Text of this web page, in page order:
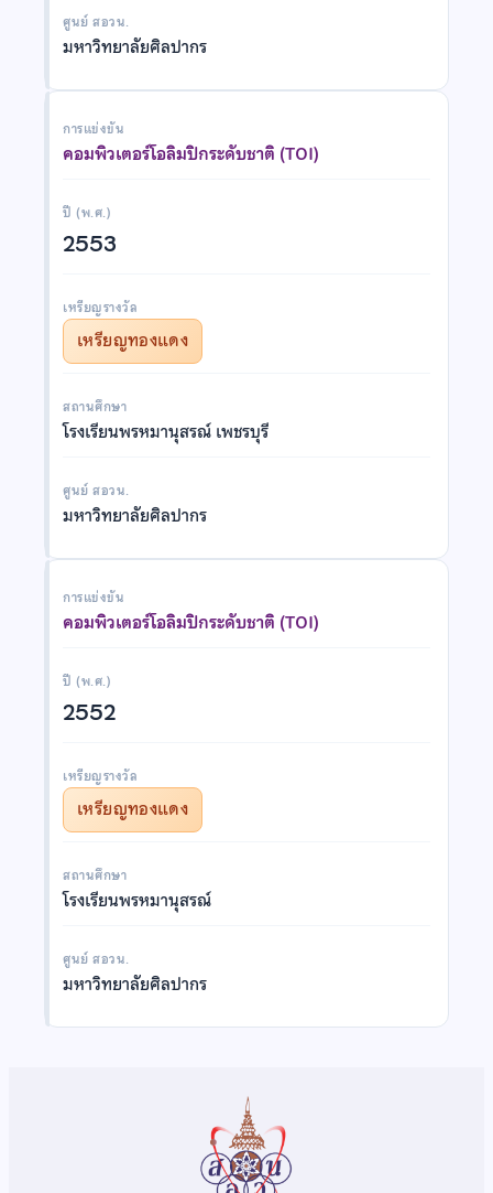
ศูนย์ สอวน.
มหาวิทยาลัยศิลปากร
การแข่งขัน
คอมพิวเตอร์โอลิมปิกระดับชาติ (TOI)
ปี (พ.ศ.)
2553
เหรียญรางวัล
เหรียญทองแดง
สถานศึกษา
โรงเรียนพรหมานุสรณ์ เพชรบุรี
ศูนย์ สอวน.
มหาวิทยาลัยศิลปากร
การแข่งขัน
คอมพิวเตอร์โอลิมปิกระดับชาติ (TOI)
ปี (พ.ศ.)
2552
เหรียญรางวัล
เหรียญทองแดง
สถานศึกษา
โรงเรียนพรหมานุสรณ์
ศูนย์ สอวน.
มหาวิทยาลัยศิลปากร